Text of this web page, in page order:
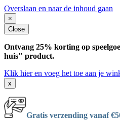
Overslaan en naar de inhoud gaan
×
Close
Ontvang 25% korting op
huis" product.
Klik hier en voeg het toe aan je
x
Gratis verzending vanaf